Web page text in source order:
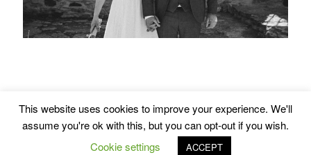
Impressum
© 2026 Thomas Schiefke Fotografie
This website uses cookies to improve your experience. We'll
assume you're ok with this, but you can opt-out if you wish.
Cookie settings
ACCEPT